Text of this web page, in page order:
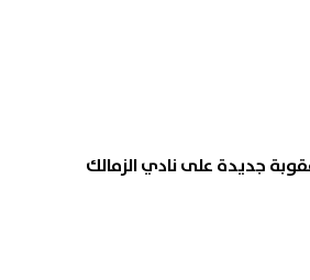
جديدة على نادي الزمالك